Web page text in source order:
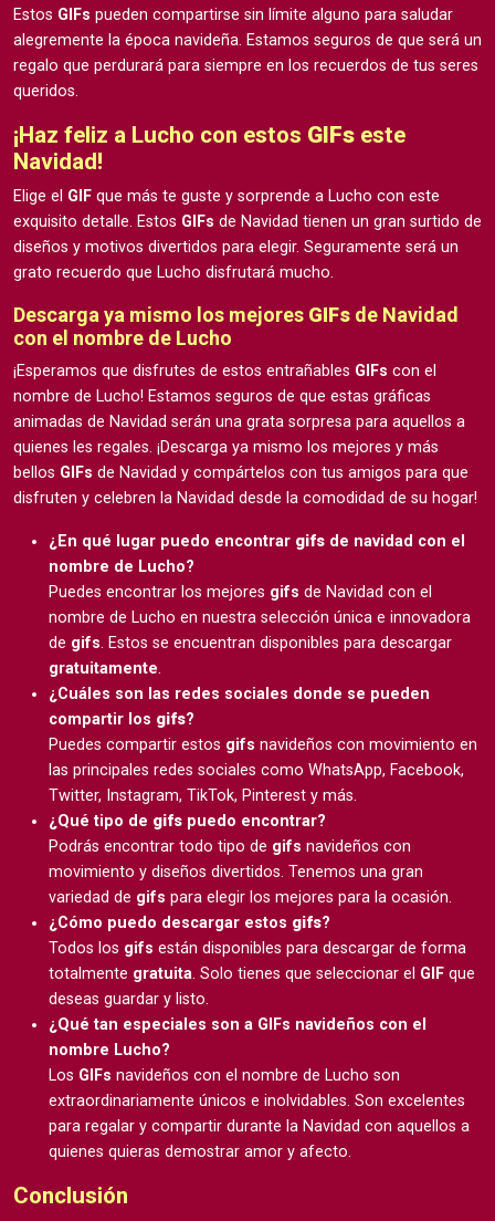
Estos GIFs pueden compartirse sin límite alguno para saludar
alegremente la época navideña. Estamos seguros de que será un
regalo que perdurará para siempre en los recuerdos de tus seres
queridos.
¡Haz feliz a Lucho con estos GIFs este
Navidad!
Elige el GIF que más te guste y sorprende a Lucho con este
exquisito detalle. Estos GIFs de Navidad tienen un gran surtido de
diseños y motivos divertidos para elegir. Seguramente será un
grato recuerdo que Lucho disfrutará mucho.
Descarga ya mismo los mejores GIFs de Navidad
con el nombre de Lucho
¡Esperamos que disfrutes de estos entrañables GIFs con el
nombre de Lucho! Estamos seguros de que estas gráficas
animadas de Navidad serán una grata sorpresa para aquellos a
quienes les regales. ¡Descarga ya mismo los mejores y más
bellos GIFs de Navidad y compártelos con tus amigos para que
disfruten y celebren la Navidad desde la comodidad de su hogar!
¿En qué lugar puedo encontrar gifs de navidad con el
nombre de Lucho?
Puedes encontrar los mejores gifs de Navidad con el
nombre de Lucho en nuestra selección única e innovadora
de gifs. Estos se encuentran disponibles para descargar
gratuitamente.
¿Cuáles son las redes sociales donde se pueden
compartir los gifs?
Puedes compartir estos gifs navideños con movimiento en
las principales redes sociales como WhatsApp, Facebook,
Twitter, Instagram, TikTok, Pinterest y más.
¿Qué tipo de gifs puedo encontrar?
Podrás encontrar todo tipo de gifs navideños con
movimiento y diseños divertidos. Tenemos una gran
variedad de gifs para elegir los mejores para la ocasión.
¿Cómo puedo descargar estos gifs?
Todos los gifs están disponibles para descargar de forma
totalmente gratuita. Solo tienes que seleccionar el GIF que
deseas guardar y listo.
¿Qué tan especiales son a GIFs navideños con el
nombre Lucho?
Los GIFs navideños con el nombre de Lucho son
extraordinariamente únicos e inolvidables. Son excelentes
para regalar y compartir durante la Navidad con aquellos a
quienes quieras demostrar amor y afecto.
Conclusión